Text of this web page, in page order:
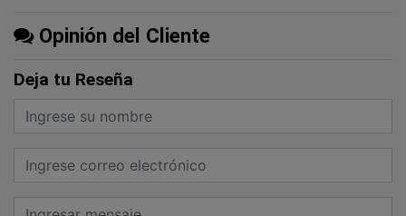
Opinión del Cliente
Deja tu Reseña